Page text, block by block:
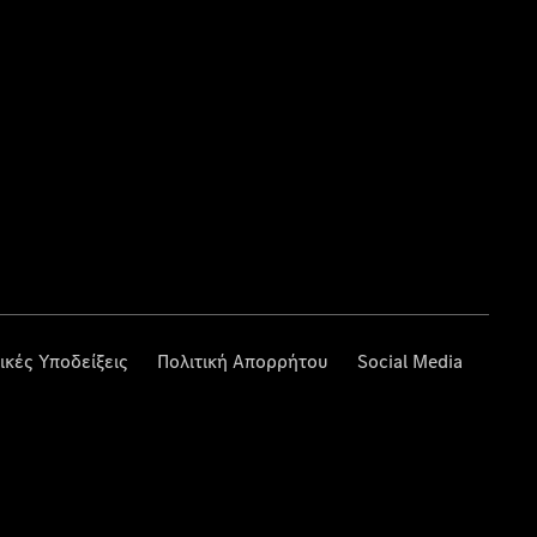
Υποδείξεις Πολιτική Απορρήτου Social Media